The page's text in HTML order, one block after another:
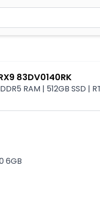
стрелки для
83DV0140RK
RAM | 512GB SSD |
6GB